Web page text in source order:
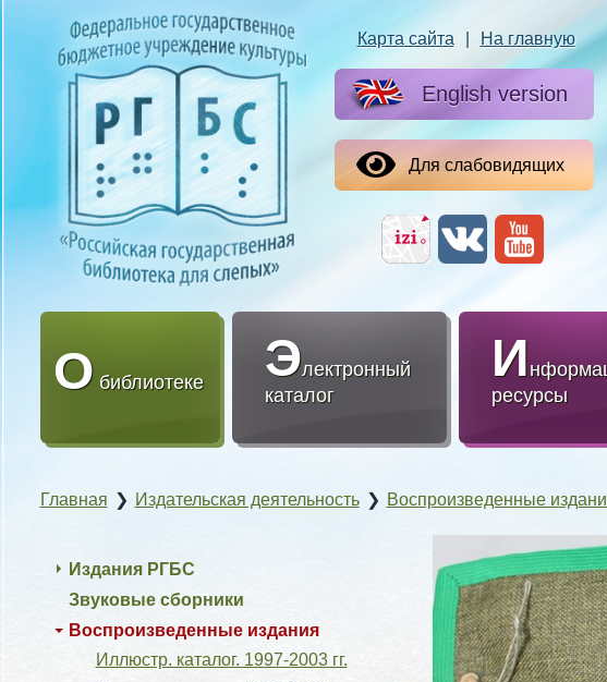
Карта сайта На главную
English version
Для слабовидящих
О библиотеке Электронный
каталог
И
ресурсы
Главная ❯ Издательская деятельность ❯ Воспроизведенные
Издания РГБС
Звуковые сборники
Воспроизведенные издания
Иллюстр. каталог. 1997-2003 гг.